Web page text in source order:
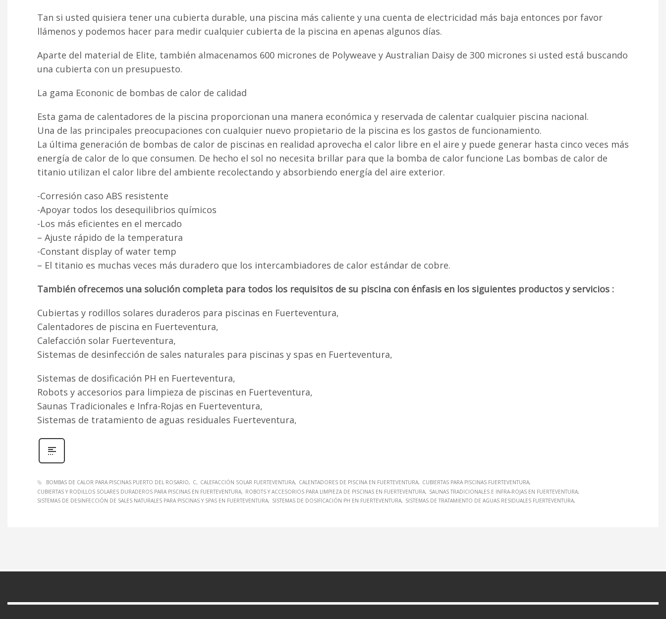
Tan si usted quisiera tener una cubierta durable, una piscina más caliente y una cuenta de electricidad más baja entonces por favor
llámenos y podemos hacer para medir cualquier cubierta de la piscina en apenas algunos días.
Aparte del material de Elite, también almacenamos 600 micrones de Polyweave y Australian Daisy de 300 micrones si usted está buscando
una cubierta con un presupuesto.
La gama Econonic de bombas de calor de calidad
Esta gama de calentadores de la piscina proporcionan una manera económica y reservada de calentar cualquier piscina nacional.
Una de las principales preocupaciones con cualquier nuevo propietario de la piscina es los gastos de funcionamiento.
La última generación de bombas de calor de piscinas en realidad aprovecha el calor libre en el aire y puede generar hasta cinco veces más
energía de calor de lo que consumen. De hecho el sol no necesita brillar para que la bomba de calor funcione Las bombas de calor de
titanio utilizan el calor libre del ambiente recolectando y absorbiendo energía del aire exterior.
-Corresión caso ABS resistente
-Apoyar todos los desequilibrios químicos
-Los más eficientes en el mercado
– Ajuste rápido de la temperatura
-Constant display of water temp
– El titanio es muchas veces más duradero que los intercambiadores de calor estándar de cobre.
También ofrecemos una solución completa para todos los requisitos de su piscina con énfasis en los siguientes productos y servicios :
Cubiertas y rodillos solares duraderos para piscinas en Fuerteventura,
Calentadores de piscina en Fuerteventura,
Calefacción solar Fuerteventura,
Sistemas de desinfección de sales naturales para piscinas y spas en Fuerteventura,
Sistemas de dosificación PH en Fuerteventura,
Robots y accesorios para limpieza de piscinas en Fuerteventura,
Saunas Tradicionales e Infra-Rojas en Fuerteventura,
Sistemas de tratamiento de aguas residuales Fuerteventura,
BOMBAS DE CALOR PARA PISCINAS PUERTO DEL ROSARIO C CALEFACCIÓN SOLAR FUERTEVENTURA CALENTADORES DE PISCINA EN FUERTEVENTURA
CUBIERTAS PARA PISCINAS FUERTEVENTURA
CUBIERTAS Y RODILLOS SOLARES DURADEROS PARA PISCINAS EN FUERTEVENTURA
ROBOTS Y ACCESORIOS PARA LIMPIEZA DE PISCINAS EN FUERTEVENTURA
SAUNAS TRADICIONALES E INFRA-ROJAS EN FUERTEVENTURA
SISTEMAS DE DESINFECCIÓN DE SALES NATURALES PARA PISCINAS Y SPAS EN FUERTEVENTURA
SISTEMAS DE DOSIFICACIÓN PH EN FUERTEVENTURA SISTEMAS DE TRATAMIENTO DE AGUAS RESIDUALES FUERTEVENTURA